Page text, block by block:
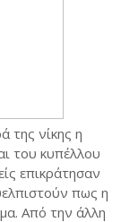
της νίκης η
του κυπέλλου
επικράτησαν
πως η
Από την άλλη